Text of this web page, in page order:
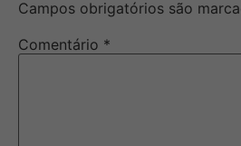
Campos obrigatórios são
Comentário *